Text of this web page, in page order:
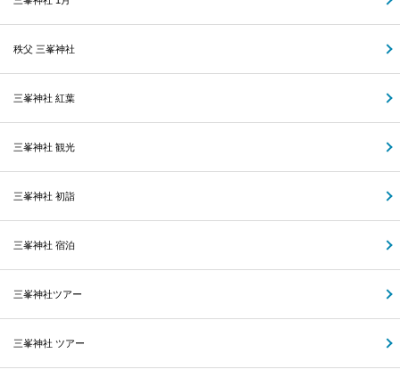
秩父 三峯神社
三峯神社 紅葉
三峯神社 観光
三峯神社 初詣
三峯神社 宿泊
三峯神社ツアー
三峯神社 ツアー